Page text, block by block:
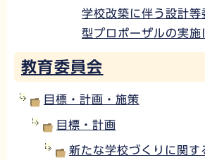
学校改築に伴う設計等
型プロポーザルの実施
教育委員会
目標・計画・施策
目標・計画
新たな学校づくりに関す